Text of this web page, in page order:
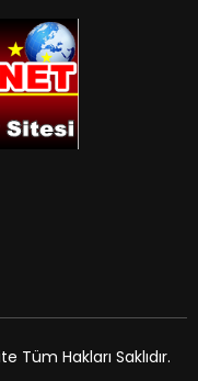
Hakları Saklıdır.